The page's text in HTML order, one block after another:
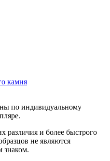
камня
по индивидуальному
различия и более быстрого
не являются
знаком.